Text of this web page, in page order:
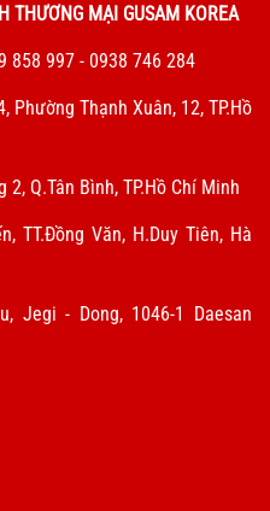
THƯƠNG MẠI GUSAM KOREA
858 997 - 0938 746 284
Phường Thạnh Xuân, 12, TP.Hồ
Q.Tân Bình, TP.Hồ Chí Minh
TT.Đồng Văn, H.Duy Tiên, Hà
Jegi - Dong, 1046-1 Daesan